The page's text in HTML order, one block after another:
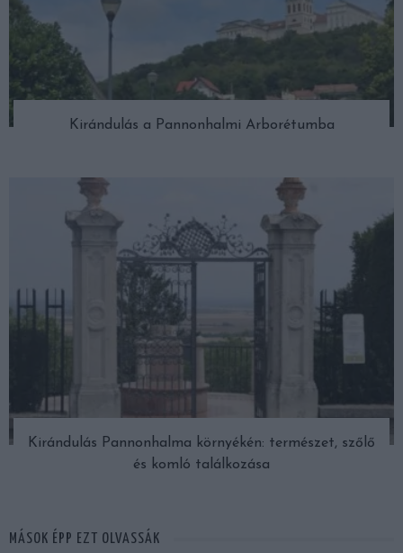
Kirándulás a Pannonhalmi Arborétumba
Kirándulás Pannonhalma környékén: természet, szőlő
és komló találkozása
MÁSOK ÉPP EZT OLVASSÁK